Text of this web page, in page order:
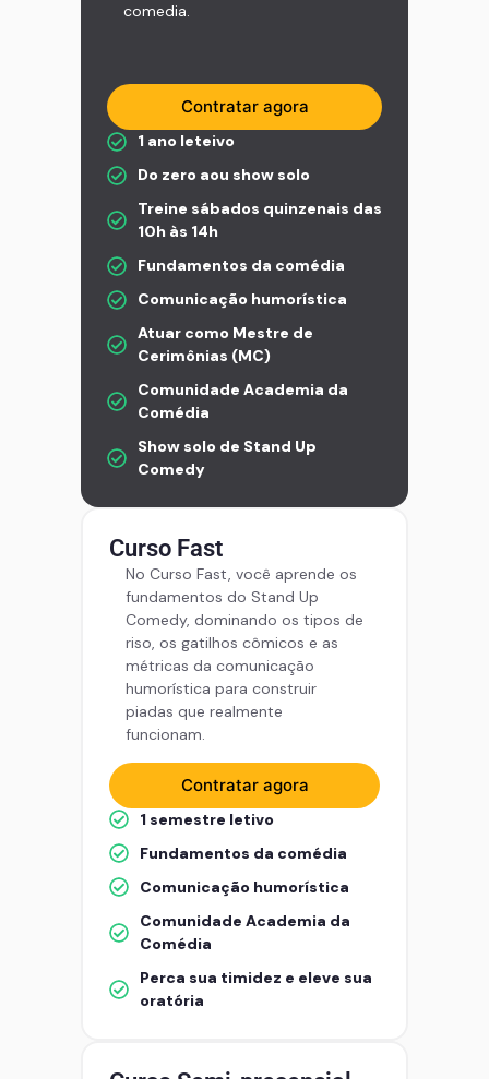
comedia.
Contratar agora
1 ano leteivo
Do zero aou show solo
Treine sábados quinzenais das
10h às 14h
Fundamentos da comédia
Comunicação humorística
Atuar como Mestre de
Cerimônias (MC)
Comunidade Academia da
Comédia
Show solo de Stand Up
Comedy
Curso Fast
No Curso Fast, você aprende os
fundamentos do Stand Up
Comedy, dominando os tipos de
riso, os gatilhos cômicos e as
métricas da comunicação
humorística para construir
piadas que realmente
funcionam.
Contratar agora
1 semestre letivo
Fundamentos da comédia
Comunicação humorística
Comunidade Academia da
Comédia
Perca sua timidez e eleve sua
oratória